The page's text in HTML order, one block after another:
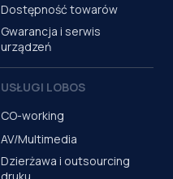
Dostępność towarów
Gwarancja i serwis
urządzeń
USŁUGI LOBOS
CO-working
AV/Multimedia
Dzierżawa i outsourcing